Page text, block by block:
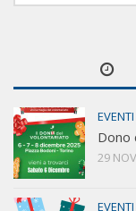
EVENTI
Dono
29
EVENTI